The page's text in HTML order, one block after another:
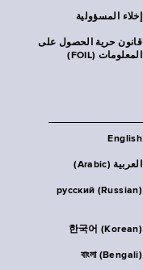
إخلاء المسؤولية
قانون حرية الحصول على
المعلومات (FOIL)
English
العربية (Arabic)
русский (Russian)
한국어 (Korean)
বাংলা (Bengali)